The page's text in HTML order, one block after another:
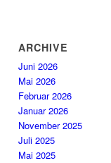
ARCHIVE
Juni 2026
Mai 2026
Februar 2026
Januar 2026
November 2025
Juli 2025
Mai 2025